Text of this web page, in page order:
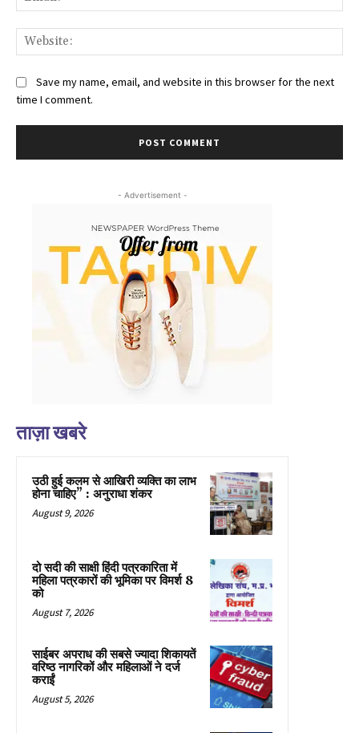
Save my name, email, and website in this browser for the next
time I comment.
- Advertisement -
ताज़ा खबरे
उठी हुई कलम से आखिरी व्यक्ति का लाभ
होना चाहिए” : अनुराधा शंकर
August 9, 2026
दो सदी की साक्षी हिंदी पत्रकारिता में
महिला पत्रकारों की भूमिका पर विमर्श 8
को
August 7, 2026
साईबर अपराध की सबसे ज्यादा शिकायतें
वरिष्ठ नागरिकों और महिलाओं ने दर्ज
कराईं
August 5, 2026